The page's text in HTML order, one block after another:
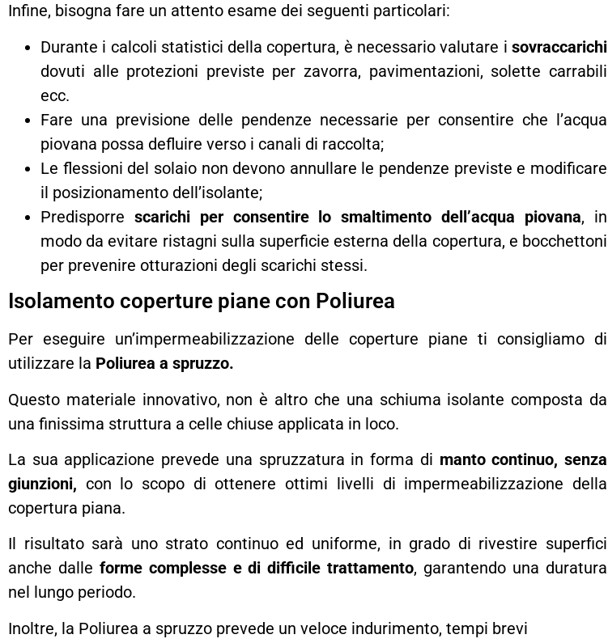
Infine, bisogna fare un attento esame dei seguenti particolari:
Durante i calcoli statistici della copertura, è necessario valutare i sovraccarichi
dovuti alle protezioni previste per zavorra, pavimentazioni, solette carrabili
ecc.
Fare una previsione delle pendenze necessarie per consentire che l’acqua
piovana possa defluire verso i canali di raccolta;
Le flessioni del solaio non devono annullare le pendenze previste e modificare
il posizionamento dell’isolante;
Predisporre scarichi per consentire lo smaltimento dell’acqua piovana, in
modo da evitare ristagni sulla superficie esterna della copertura, e bocchettoni
per prevenire otturazioni degli scarichi stessi.
Isolamento coperture piane con Poliurea
Per eseguire un’impermeabilizzazione delle coperture piane ti consigliamo di
utilizzare la Poliurea a spruzzo.
Questo materiale innovativo, non è altro che una schiuma isolante composta da
una finissima struttura a celle chiuse applicata in loco.
La sua applicazione prevede una spruzzatura in forma di manto continuo, senza
giunzioni, con lo scopo di ottenere ottimi livelli di impermeabilizzazione della
copertura piana.
Il risultato sarà uno strato continuo ed uniforme, in grado di rivestire superfici
anche dalle forme complesse e di difficile trattamento, garantendo una duratura
nel lungo periodo.
Inoltre, la Poliurea a spruzzo prevede un veloce indurimento, tempi brevi